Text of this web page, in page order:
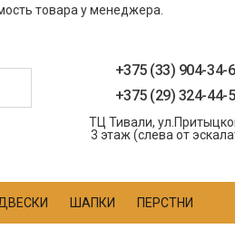
товара у менеджера.
+375 (33) 904-34-
+375 (29) 324-44-
ТЦ Тивали,
3 этаж (слева от
ШАПКИ ПЕРСТНИ